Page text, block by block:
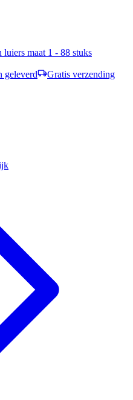
luiers maat 1 - 88 stuks
geleverd
Gratis verzending